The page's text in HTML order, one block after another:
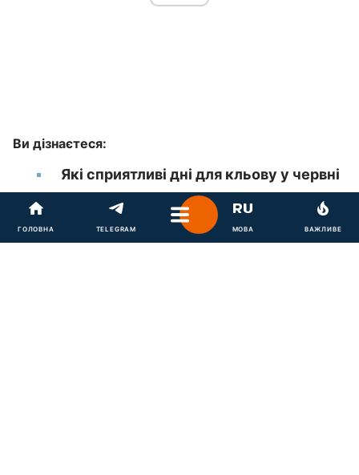
Ви дізнаєтеся:
Які сприятливі дні для кльову у червні
Коли в червні зовсім не буде ловитися
ГОЛОВНА TELEGRAM МОВА ВАЖЛИВЕ